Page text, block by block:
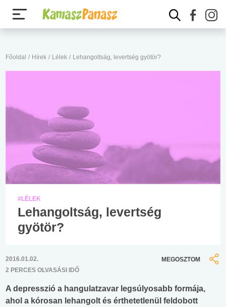
Főoldal / Hírek / Lélek / Lehangoltság, levertség gyötör?
#LÉLEK
Lehangoltság, levertség
gyötör?
2016.01.02.
2 PERCES OLVASÁSI IDŐ
MEGOSZTOM
A depresszió a hangulatzavar legsúlyosabb formája,
ahol a kórosan lehangolt és érthetetlenül feldobott